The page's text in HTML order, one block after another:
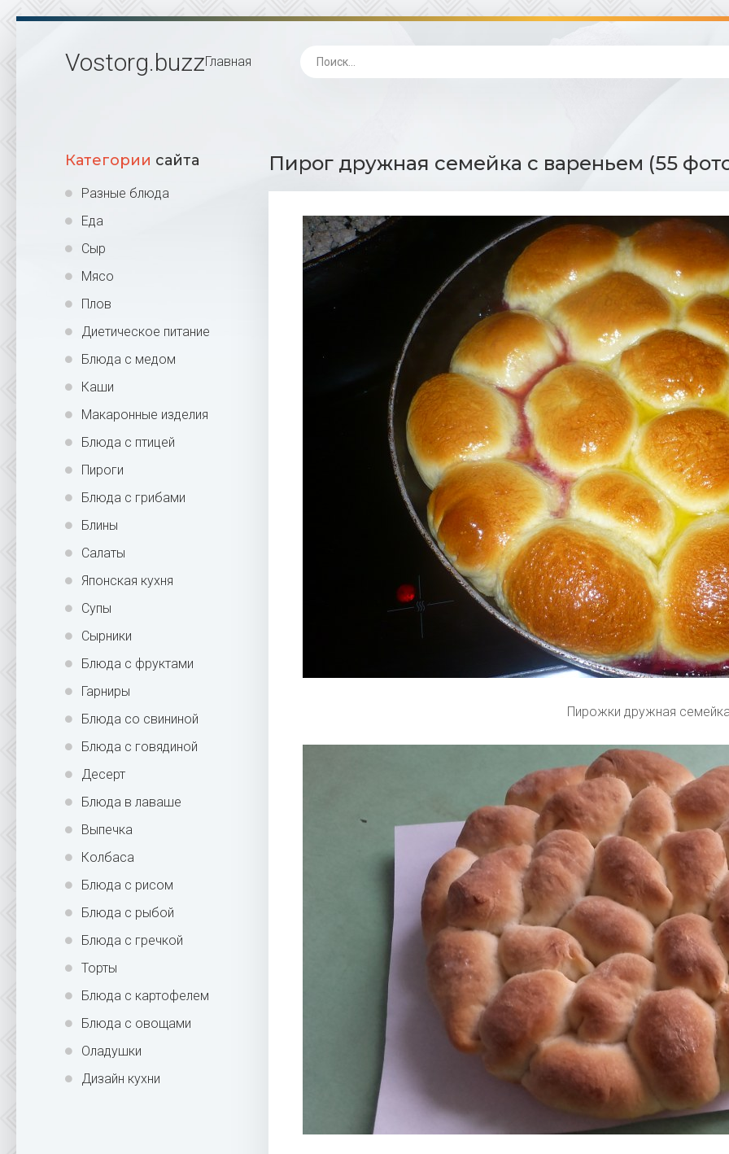
Vostorg.buzzГлавная
Категории сайта
Разные блюда
Еда
Сыр
Мясо
Плов
Диетическое питание
Блюда с медом
Каши
Макаронные изделия
Блюда с птицей
Пироги
Блюда с грибами
Блины
Салаты
Японская кухня
Супы
Сырники
Блюда с фруктами
Гарниры
Блюда со свининой
Блюда с говядиной
Десерт
Блюда в лаваше
Выпечка
Колбаса
Блюда с рисом
Блюда с рыбой
Блюда с гречкой
Торты
Блюда с картофелем
Блюда с овощами
Оладушки
Дизайн кухни
Пирог дружная семейка с вареньем (55
Пирожки дружная